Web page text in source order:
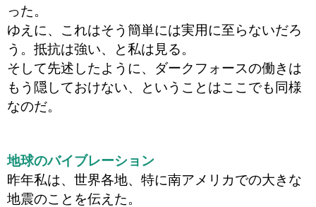
った。
ゆえに、これはそう簡単には実用に至らないだろ
う。抵抗は強い、と私は見る。
そして先述したように、ダークフォースの働きは
もう隠しておけない、ということはここでも同様
なのだ。
地球のバイブレーション
昨年私は、世界各地、特に南アメリカでの大きな
地震のことを伝えた。